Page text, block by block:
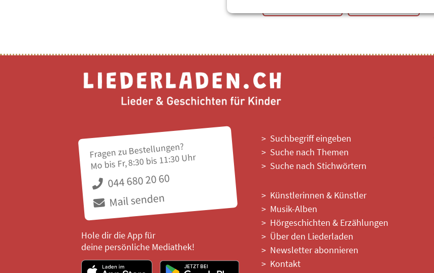
Fragen zu Bestellungen?
Mo bis Fr, 8:30 bis 11:30 Uhr
044 680 20 60
Mail senden
Hole dir die App für
deine persönliche Mediathek!
Suchbegriff eingeben
Suche nach Themen
Suche nach Stichwörtern
Künstlerinnen & Künstler
Musik-Alben
Hörgeschichten & Erzählungen
Über den Liederladen
Newsletter abonnieren
Kontakt